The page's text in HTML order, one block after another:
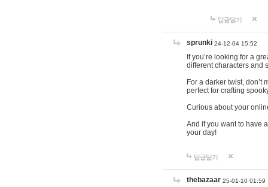
답글달기
sprunki 24-12-04 15:52
If you’re looking for a
different characters and
For a darker twist, don’t
perfect for crafting
Curious about your
And if you want to have
your day!
답글달기
thebazaar 25-01-10 01:59